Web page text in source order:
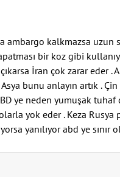
ambargo kalkmazsa uzun
bir koz gibi
İran çok zarar eder .
bunu anlayın artık .
ye neden yumuşak
yok eder . Keza Rusya
yanılıyor abd ye sınır